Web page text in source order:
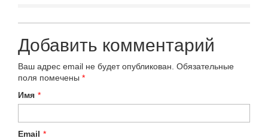
Добавить комментарий
Ваш адрес email не будет опубликован. Обязательные
поля помечены *
Имя *
Email *